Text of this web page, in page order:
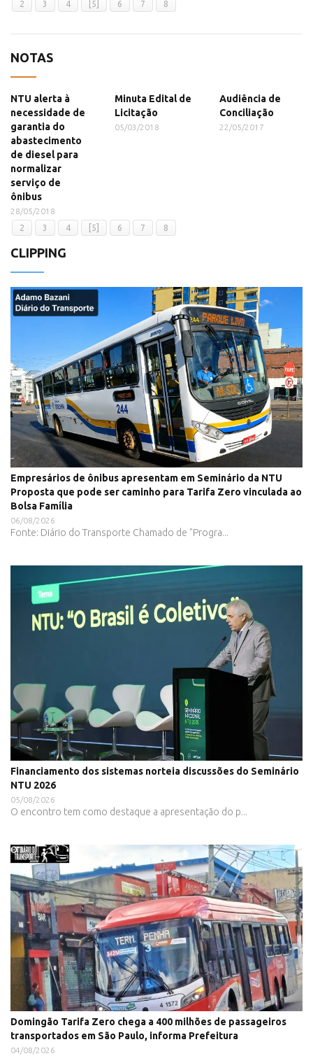
2 3 4 [5] 6 7 8
NOTAS
NTU alerta à
necessidade de
garantia do
abastecimento
de diesel para
normalizar
serviço de
ônibus
28/05/2018
Minuta Edital de
Licitação
05/03/2018
Audiência de
Conciliação
22/05/2017
2 3 4 [5] 6 7 8
CLIPPING
Empresários de ônibus apresentam em Seminário da NTU
Proposta que pode ser caminho para Tarifa Zero vinculada ao
Bolsa Família
06/08/2026
Fonte: Diário do Transporte Chamado de "Progra...
Financiamento dos sistemas norteia discussões do Seminário
NTU 2026
05/08/2026
O encontro tem como destaque a apresentação do p...
Domingão Tarifa Zero chega a 400 milhões de passageiros
transportados em São Paulo, informa Prefeitura
04/08/2026